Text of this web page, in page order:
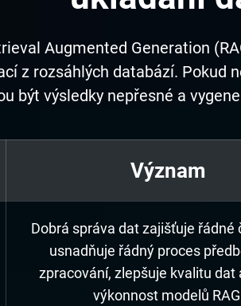
Augmented Generation
z rozsáhlých databází. Pokud
být výsledky nepřesné a
Význam
Dobrá správa dat zajišťuje řádné
usnadňuje řádný proces
zpracování, zlepšuje kvalitu dat
výkonnost modelů